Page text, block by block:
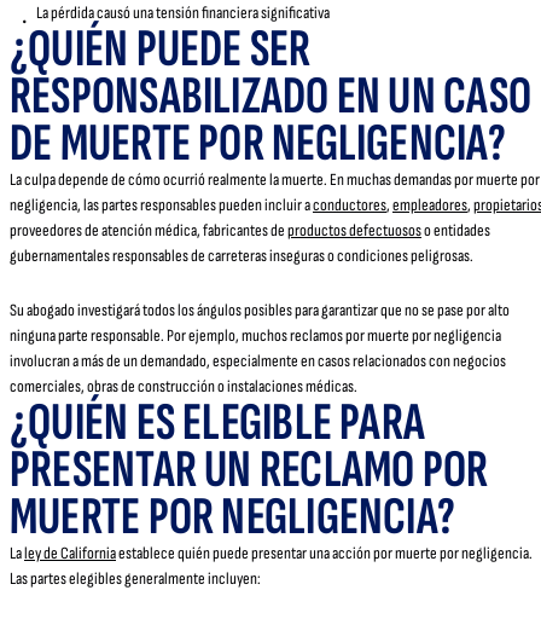
La pérdida causó una tensión financiera significativa
¿QUIÉN PUEDE SER
RESPONSABILIZADO EN UN CASO
DE MUERTE POR NEGLIGENCIA?
La culpa depende de cómo ocurrió realmente la muerte. En muchas demandas por muerte por
negligencia, las partes responsables pueden incluir aconductores,empleadores,
proveedores de atención médica, fabricantes deproductos defectuososo entidades
gubernamentales responsables de carreteras inseguras o condiciones peligrosas.
Su abogado investigará todos los ángulos posibles para garantizar que no se pase por alto
ninguna parte responsable. Por ejemplo, muchos reclamos por muerte por negligencia
involucran a más de un demandado, especialmente en casos relacionados con negocios
comerciales, obras de construcción o instalaciones médicas.
¿QUIÉN ES ELEGIBLE PARA
PRESENTAR UN RECLAMO POR
MUERTE POR NEGLIGENCIA?
Laley de Californiaestablece quién puede presentar una acción por muerte por negligencia.
Las partes elegibles generalmente incluyen: